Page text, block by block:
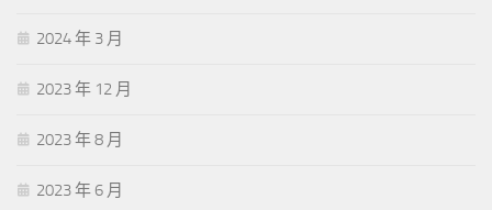
2024 年 3 月
2023 年 12 月
2023 年 8 月
2023 年 6 月